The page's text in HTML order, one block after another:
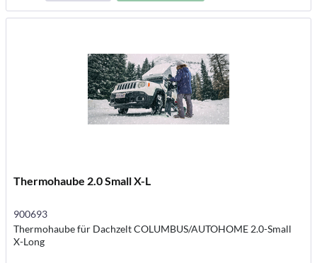
Thermohaube 2.0 Small X-L
900693
Thermohaube für Dachzelt COLUMBUS/AUTOHOME 2.0-Small
X-Long